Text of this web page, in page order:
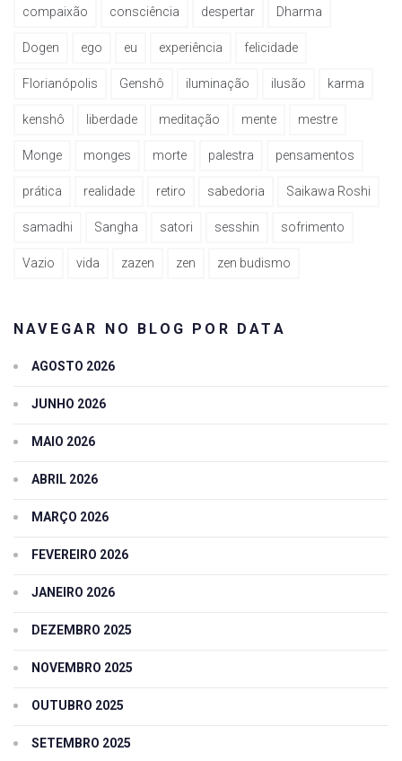
compaixão consciência despertar Dharma
Dogen ego eu experiência felicidade
Florianópolis Genshô iluminação ilusão karma
kenshô liberdade meditação mente mestre
Monge monges morte palestra pensamentos
prática realidade retiro sabedoria Saikawa Roshi
samadhi Sangha satori sesshin sofrimento
Vazio vida zazen zen zen budismo
NAVEGAR NO BLOG POR DATA
AGOSTO 2026
JUNHO 2026
MAIO 2026
ABRIL 2026
MARÇO 2026
FEVEREIRO 2026
JANEIRO 2026
DEZEMBRO 2025
NOVEMBRO 2025
OUTUBRO 2025
SETEMBRO 2025